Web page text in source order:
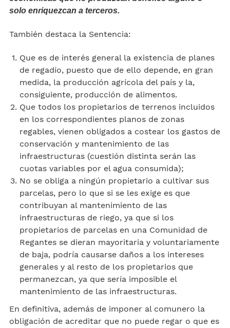
solo enriquezcan a terceros.
También destaca la Sentencia:
Que es de interés general la existencia de planes
de regadío, puesto que de ello depende, en gran
medida, la producción agrícola del país y la,
consiguiente, producción de alimentos.
Que todos los propietarios de terrenos incluidos
en los correspondientes planos de zonas
regables, vienen obligados a costear los gastos de
conservación y mantenimiento de las
infraestructuras (cuestión distinta serán las
cuotas variables por el agua consumida);
No se obliga a ningún propietario a cultivar sus
parcelas, pero lo que si se les exige es que
contribuyan al mantenimiento de las
infraestructuras de riego, ya que si los
propietarios de parcelas en una Comunidad de
Regantes se dieran mayoritaria y voluntariamente
de baja, podría causarse daños a los intereses
generales y al resto de los propietarios que
permanezcan, ya que sería imposible el
mantenimiento de las infraestructuras.
En definitiva, además de imponer al comunero la
obligación de acreditar que no puede regar o que es